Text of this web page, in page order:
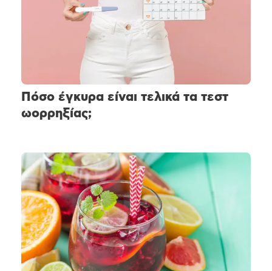
Πόσο έγκυρα είναι τελικά τα τεστ
ωορρηξίας;